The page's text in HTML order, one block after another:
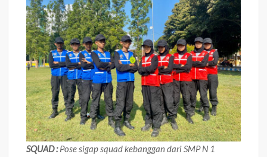
SQUAD :Pose sigap squad kebanggan dari SMP N 1